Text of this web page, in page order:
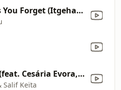
It Makes You Forget (Itgehane) [Edit]
Yamore (feat. Cesária Evora, Benja (NL) & Franc Fala) [Edit Version]
Salif Keïta